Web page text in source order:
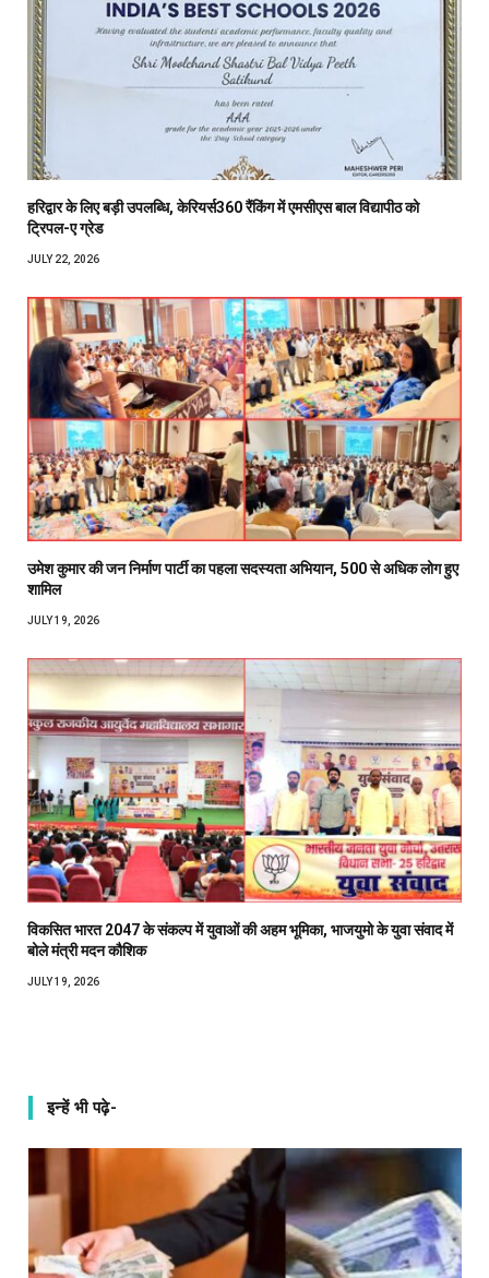
हरिद्वार के लिए बड़ी उपलब्धि, केरियर्स360 रैंकिंग में एमसीएस बाल विद्यापीठ को
ट्रिपल-ए ग्रेड
JULY 22, 2026
उमेश कुमार की जन निर्माण पार्टी का पहला सदस्यता अभियान, 500 से अधिक लोग हुए
शामिल
JULY 19, 2026
विकसित भारत 2047 के संकल्प में युवाओं की अहम भूमिका, भाजयुमो के युवा संवाद में
बोले मंत्री मदन कौशिक
JULY 19, 2026
इन्हें भी पढ़े-